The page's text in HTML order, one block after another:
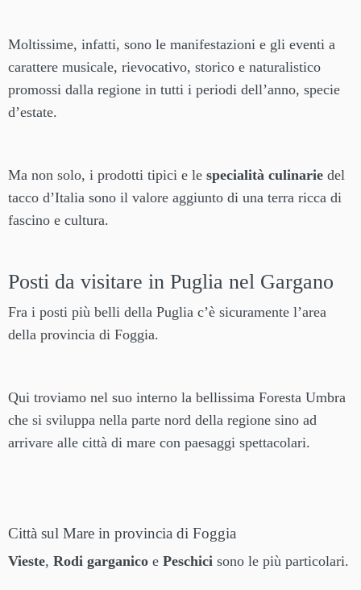
Moltissime, infatti, sono le manifestazioni e gli eventi a
carattere musicale, rievocativo, storico e naturalistico
promossi dalla regione in tutti i periodi dell’anno, specie
d’estate.
Ma non solo, i prodotti tipici e le specialità culinarie del
tacco d’Italia sono il valore aggiunto di una terra ricca di
fascino e cultura.
Posti da visitare in Puglia nel Gargano
Fra i posti più belli della Puglia c’è sicuramente l’area
della provincia di Foggia.
Qui troviamo nel suo interno la bellissima Foresta Umbra
che si sviluppa nella parte nord della regione sino ad
arrivare alle città di mare con paesaggi spettacolari.
Città sul Mare in provincia di Foggia
Vieste, Rodi garganico e Peschici sono le più particolari.